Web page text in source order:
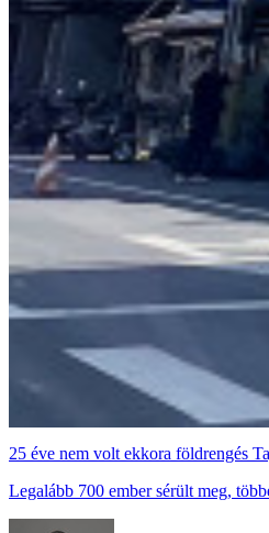
25 éve nem volt ekkora földrengés
Legalább 700 ember sérült meg,